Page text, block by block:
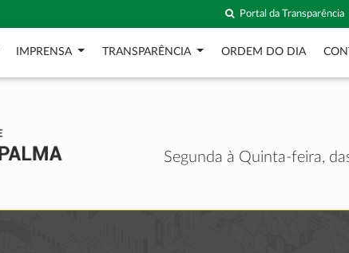
Portal da Transparência
IMPRENSA TRANSPARÊNCIA ORDEM DO DIA
Segunda à Quinta-feira,